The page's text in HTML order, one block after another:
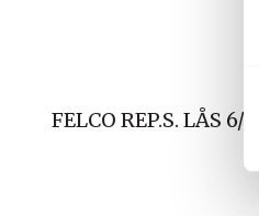
k
v
FELCO REP.S. LÅS 6/90